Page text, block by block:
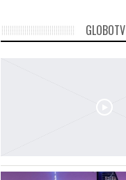
GLOBOTV